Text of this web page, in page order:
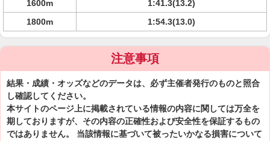
1600m
1:41.3(13.2)
1800m
1:54.3(13.0)
注意事項
結果・成績・オッズなどのデータは、必ず主催者発行のものと照合
し確認してください。
本サイトのページ上に掲載されている情報の内容に関しては万全を
期しておりますが、その内容の正確性および安全性を保証するもの
ではありません。 当該情報に基づいて被ったいかなる損害について